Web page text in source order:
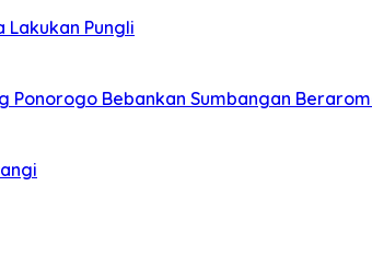
Lakukan Pungli
Ponorogo Bebankan Sumbangan